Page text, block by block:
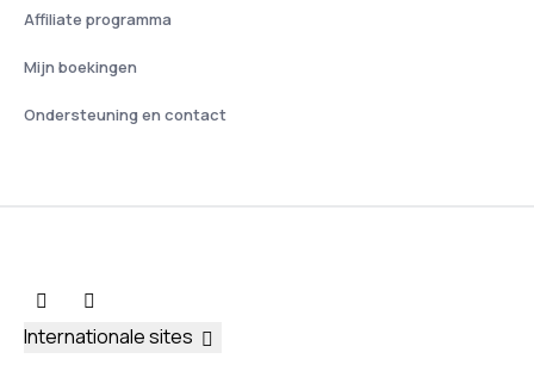
Affiliate programma
Mijn boekingen
Ondersteuning en contact
Internationale sites